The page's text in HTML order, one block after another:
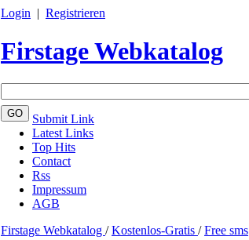
Login | Registrieren
Firstage Webkatalog
Submit Link
Latest Links
Top Hits
Contact
Rss
Impressum
AGB
Firstage Webkatalog / Kostenlos-Gratis / Free sms